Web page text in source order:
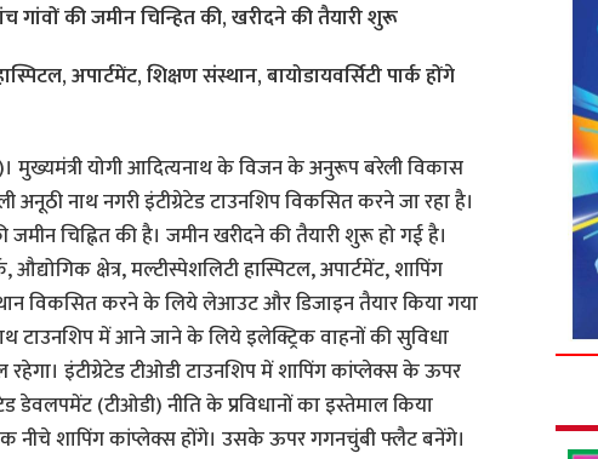
गांवों की जमीन चिन्हित की, खरीदने की तैयारी शुरू
अपार्टमेंट, शिक्षण संस्थान, बायोडायवर्सिटी पार्क होंगे
मुख्यमंत्री योगी आदित्यनाथ के विजन के अनुरूप बरेली विकास
अनूठी नाथ नगरी इंटीग्रेटेड टाउनशिप विकसित करने जा रहा है।
चिह्नित की है। जमीन खरीदने की तैयारी शुरू हो गई है।
औद्योगिक क्षेत्र, मल्टीस्पेशलिटी हास्पिटल, अपार्टमेंट, शापिंग
विकसित करने के लिये लेआउट और डिजाइन तैयार किया गया
टाउनशिप में आने जाने के लिये इलेक्ट्रिक वाहनों की सुविधा
रहेगा। इंटीग्रेटेड टीओडी टाउनशिप में शापिंग कांप्लेक्स के ऊपर
डेवलपमेंट (टीओडी) नीति के प्रविधानों का इस्तेमाल किया
नीचे शापिंग कांप्लेक्स होंगे। उसके ऊपर गगनचुंबी फ्लैट बनेंगे।